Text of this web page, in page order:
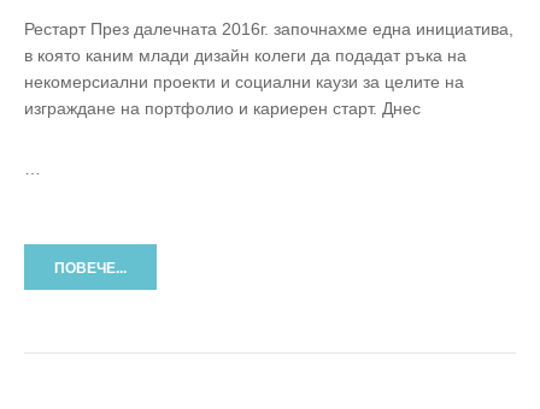
Рестарт През далечната 2016г. започнахме една инициатива,
в която каним млади дизайн колеги да подадат ръка на
некомерсиални проекти и социални каузи за целите на
изграждане на портфолио и кариерен старт. Днес
…
ПОВЕЧЕ...